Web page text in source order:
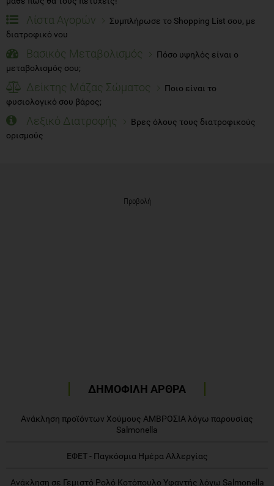
Λίστα Αγορών
Συμπλήρωσε το Shopping List σου, με
διατροφικό νου
Βασικός Μεταβολισμός
Πόσο υψηλός είναι ο
μεταβολισμός σου;
Δείκτης Μάζας Σώματος
Ποιο είναι το
φυσιολογικό σου βάρος;
Λεξικό Διατροφής
Βρες όλους τους διατροφικούς
ορισμούς
Προβολή
ΔΗΜΟΦΙΛΗ ΑΡΘΡΑ
Ανάκληση προϊόντων Χούμους ΑΜΒΡΟΣΙΑ λόγω παρουσίας
Salmonella
ΕΦΕΤ - Παγκόσμια Ημέρα Αλλεργίας
Ανάκληση σε Γεμιστό Ρολό Κοτόπουλο Υφαντής λόγω Salmonella